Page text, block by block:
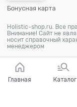
Бонусная карта
Holistic-shop.ru. Все
Внимание! Сайт не
носит справочный
менеджером
Главная Каталог